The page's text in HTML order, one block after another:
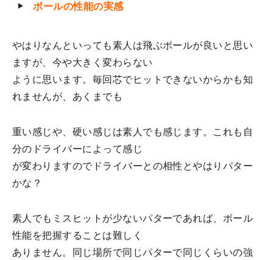
ボールの性能の実感
やはりなんといっても素人は飛ぶボールが良いと思い
ますが、今や大きく変わらない
ように思います。毎回芯でヒットできないからかも知
れませんが、あくまでも
重い感じや、硬い感じは素人でも感じます。これも自
分のドライバーによって感じ
が変わりますのでドライバーとの相性とやはりパター
かな？
素人でもミスヒットが少ないパターであれば、ボール
性能を把握することは難しく
ありません。同じ場所で同じパターで同じくらいの強